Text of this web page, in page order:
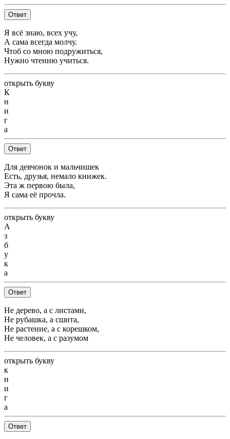
Ответ
Я всё знаю, всех учу,
А сама всегда молчу.
Чтоб со мною подружиться,
Нужно чтению учиться.
открыть букву
К
н
и
г
а
Ответ
Для девчонок и мальчишек
Есть, друзья, немало книжек.
Эта ж первою была,
Я сама её прочла.
открыть букву
А
з
б
у
к
а
Ответ
Не дерево, а с листами,
Не рубашка, а сшита,
Не растение, а с корешком,
Не человек, а с разумом
открыть букву
к
н
и
г
а
Ответ